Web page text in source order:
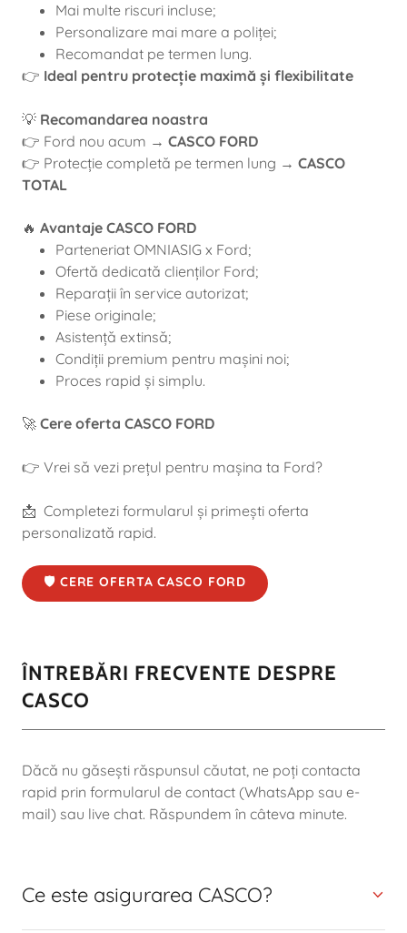
Mai multe riscuri incluse;
Personalizare mai mare a poliței;
Recomandat pe termen lung.
👉 Ideal pentru protecție maximă și flexibilitate
💡 Recomandarea noastra
👉 Ford nou acum → CASCO FORD
👉 Protecție completă pe termen lung → CASCO
TOTAL
🔥 Avantaje CASCO FORD
Parteneriat OMNIASIG x Ford;
Ofertă dedicată clienților Ford;
Reparații în service autorizat;
Piese originale;
Asistență extinsă;
Condiții premium pentru mașini noi;
Proces rapid și simplu.
🚀 Cere oferta CASCO FORD
👉 Vrei să vezi prețul pentru mașina ta Ford?
📩 Completezi formularul și primești oferta
personalizată rapid.
🛡️ CERE OFERTA CASCO FORD
ÎNTREBĂRI FRECVENTE DESPRE
CASCO
Dăcă nu găsești răspunsul căutat, ne poți contacta
rapid prin formularul de contact (WhatsApp sau e-
mail) sau live chat. Răspundem în câteva minute.
Ce este asigurarea CASCO?